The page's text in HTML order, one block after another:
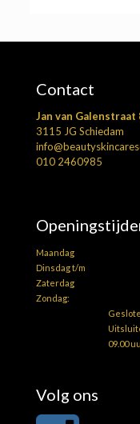
Contact
Jan van Galenstraat
3115 JG Schiedam
010 2460985
Maandag
Dinsdag t/m
Zaterdag
Zondag:
09.00
Volg ons